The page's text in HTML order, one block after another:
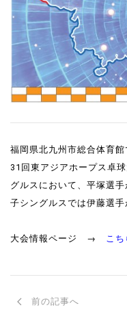
福岡県北九州市総合体育
31回東アジアホープス卓
グルスにおいて、平塚選
子シングルスでは伊藤選手
大会情報ページ → こち
前の記事へ